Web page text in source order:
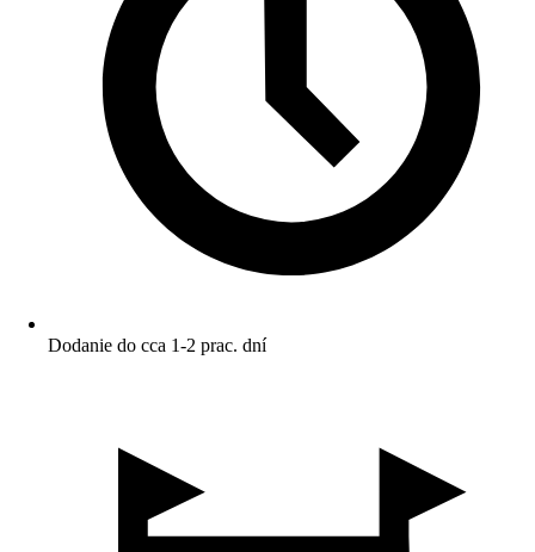
Dodanie do cca 1-2 prac. dní